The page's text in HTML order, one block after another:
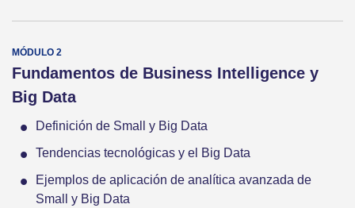
Fundamentos de Business Intelligence y
Big Data
Definición de Small y Big Data
Tendencias tecnológicas y el Big Data
Ejemplos de aplicación de analítica avanzada de
Small y Big Data